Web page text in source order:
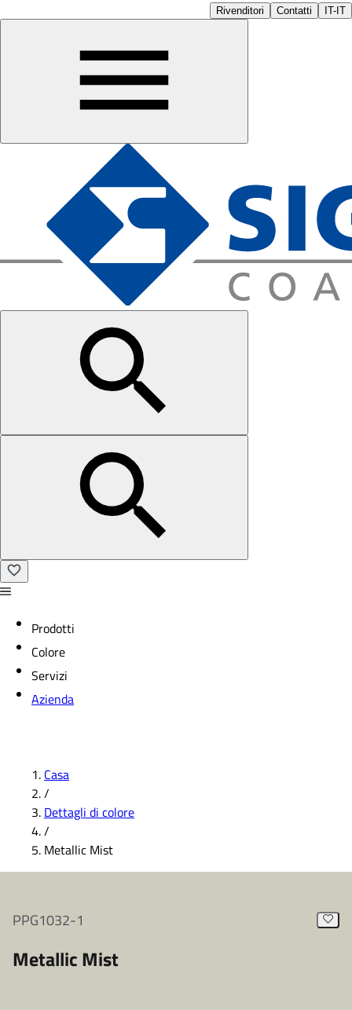
Rivenditori Contatti IT-IT
Prodotti
Colore
Servizi
Azienda
Casa
/
Dettagli di colore
/
Metallic Mist
PPG1032-1
Metallic Mist